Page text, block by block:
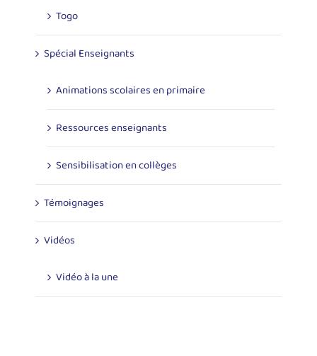
Togo
Spécial Enseignants
Animations scolaires en primaire
Ressources enseignants
Sensibilisation en collèges
Témoignages
Vidéos
Vidéo à la une